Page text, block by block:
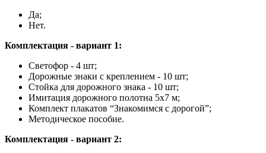
Да;
Нет.
Комплектация - вариант 1:
Светофор - 4 шт;
Дорожные знаки с креплением - 10 шт;
Стойка для дорожного знака - 10 шт;
Имитация дорожного полотна 5х7 м;
Комплект плакатов “Знакомимся с дорогой”;
Методическое пособие.
Комплектация - вариант 2: